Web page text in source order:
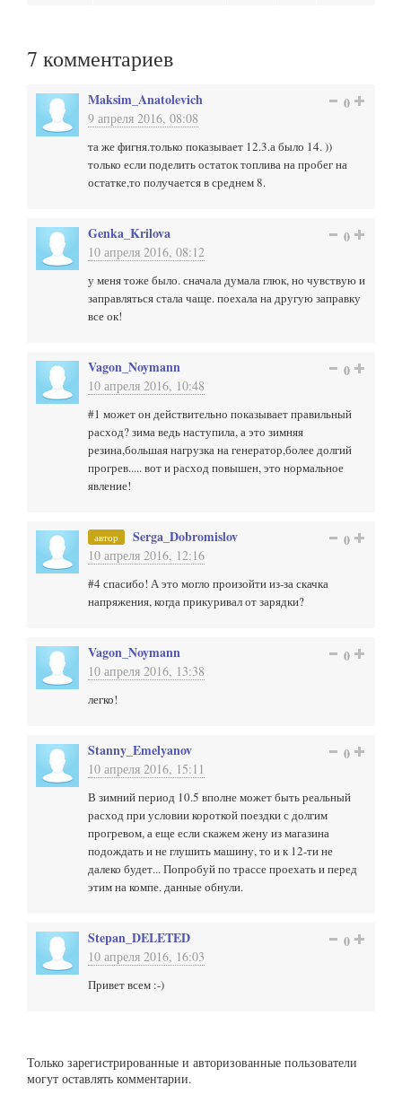
7 комментариев
Maksim_Anatolevich
9 апреля 2016, 08:08
0
та же фигня.только показывает 12.3.а было 14. ))
только если поделить остаток топлива на пробег на
остатке,то получается в среднем 8.
Genka_Krilova
10 апреля 2016, 08:12
0
у меня тоже было. сначала думала глюк, но чувствую и
заправляться стала чаще. поехала на другую заправку
все ок!
Vagon_Noymann
10 апреля 2016, 10:48
0
#1 может он действительно показывает правильный
расход? зима ведь наступила, а это зимняя
резина,большая нагрузка на генератор,более долгий
прогрев..... вот и расход повышен, это нормальное
явление!
автор Serga_Dobromislov
10 апреля 2016, 12:16
0
#4 спасибо! А это могло произойти из-за скачка
напряжения, когда прикуривал от зарядки?
Vagon_Noymann
10 апреля 2016, 13:38
0
легко!
Stanny_Emelyanov
10 апреля 2016, 15:11
0
В зимний период 10.5 вполне может быть реальный
расход при условии короткой поездки с долгим
прогревом, а еще если скажем жену из магазина
подождать и не глушить машину, то и к 12-ти не
далеко будет... Попробуй по трассе проехать и перед
этим на компе. данные обнули.
Stepan_DELETED
10 апреля 2016, 16:03
0
Привет всем :-)
Только зарегистрированные и авторизованные пользователи
могут оставлять комментарии.